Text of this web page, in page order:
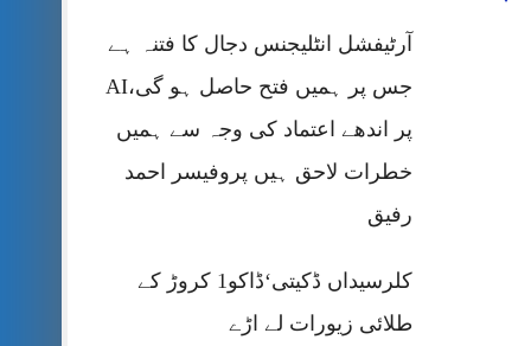
پریس کانفرنس
آرٹیفشل انٹلیجنس دجال کا فتنہ ہے
جس پر ہمیں فتح حاصل ہو گی،AI
پر اندھے اعتماد کی وجہ سے ہمیں
خطرات لاحق ہیں پروفیسر احمد
رفیق
کلرسیداں ڈکیتی‘ڈاکو1 کروڑ کے
طلائی زیورات لے اڑے